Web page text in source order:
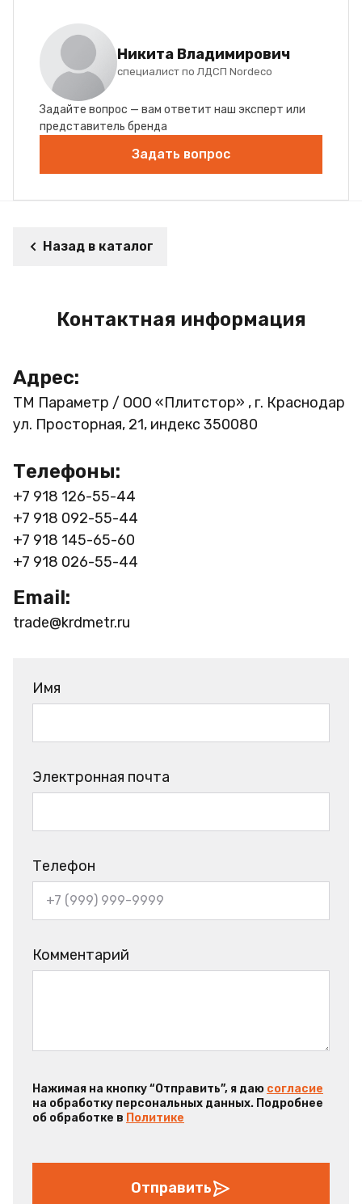
Никита Владимирович
специалист по ЛДСП Nordeco
Задайте вопрос — вам ответит наш эксперт или
представитель бренда
Задать вопрос
Назад в каталог
Контактная информация
Адрес:
ТМ Параметр / ООО «Плитстор» , г. Краснодар
ул. Просторная, 21, индекс 350080
Телефоны:
+7 918 126-55-44
+7 918 092-55-44
+7 918 145-65-60
+7 918 026-55-44
Email:
trade@krdmetr.ru
Имя
Электронная почта
Телефон
Комментарий
Нажимая на кнопку “Отправить”, я даю согласие
на обработку персональных данных. Подробнее
об обработке в Политике
Отправить